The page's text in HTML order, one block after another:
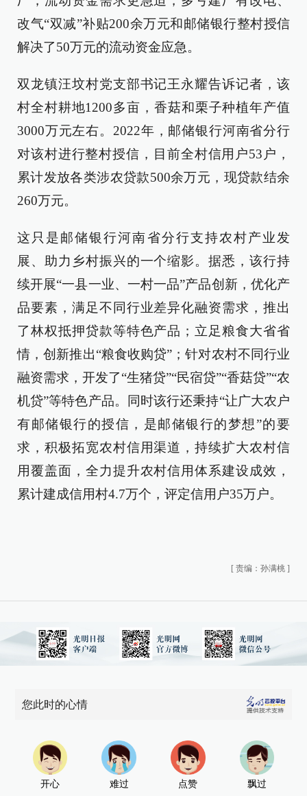
改气“双减”补贴200余万元和邮储银行整村授信
解决了50万元的流动资金应急。
双龙镇汪坟村党支部书记王永耀告诉记者，该
村全村耕地1200多亩，香菇和栗子种植年产值
3000万元左右。2022年，邮储银行河南省分行
对该村进行整村授信，目前全村信用户53户，
累计发放各类涉农贷款500余万元，现贷款结余
260万元。
这只是邮储银行河南省分行支持农村产业发
展、助力乡村振兴的一个缩影。据悉，该行持
续开展“一县一业、一村一品”产品创新，优化产
品要素，满足不同行业差异化融资需求，推出
了林权抵押贷款等特色产品；立足粮食大省省
情，创新推出“粮食收购贷”；针对农村不同行业
融资需求，开发了“生猪贷”“民宿贷”“香菇贷”“农
机贷”等特色产品。同时该行还秉持“让广大农户
有邮储银行的授信，是邮储银行的梦想”的要
求，积极拓宽农村信用渠道，持续扩大农村信
用覆盖面，全力提升农村信用体系建设成效，
累计建成信用村4.7万个，评定信用户35万户。
[ 责编：孙满桃 ]
您此时的心情
开心 难过 点赞 飘过